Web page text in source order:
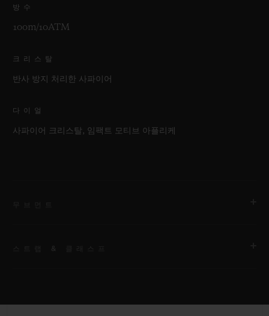
방수
100m/10ATM
크리스탈
반사 방지 처리한 사파이어
다이얼
사파이어 크리스탈, 임팩트 모티브 아플리케
스트랩